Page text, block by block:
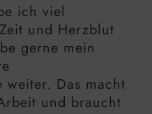
ich viel
und Herzblut
gerne mein
weiter. Das macht
und braucht